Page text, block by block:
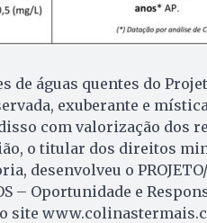
de águas quentes do
exuberante e
com valorização dos
o titular dos direitos
desenvolveu o PROJETO/
– Oportunidade e
site